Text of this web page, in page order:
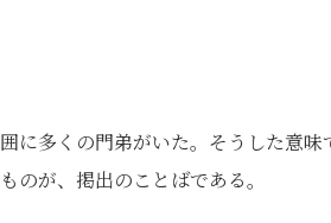
に多くの門弟がいた。そうした意味
が、掲出のことばである。